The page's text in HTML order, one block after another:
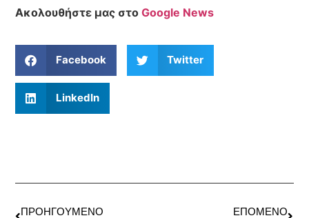
Ακολουθήστε μας στοGoogle News
Facebook Twitter
LinkedIn
ΠΡΟΗΓΟΎΜΕΝΟ ΕΠΌΜΕΝΟ